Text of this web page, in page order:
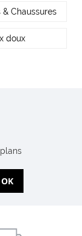
& Chaussures
doux
OK